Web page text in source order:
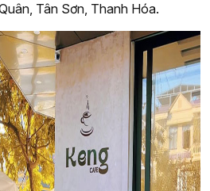
Tân Sơn, Thanh Hóa.